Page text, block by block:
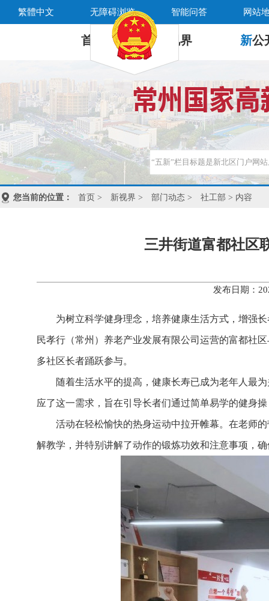
繁體中文 无障碍浏览 智能问答 网站
首 页 新 视界 新公
您当前的位置： 首页 > 新视界 > 部门动态 > 社工部 > 内容
三井街道富都社区
发布日期：
为树立科学健身理念，培养健康生活方式，增强
民孝行（常州）养老产业发展有限公司运营的富都社
多社区长者踊跃参与。
随着生活水平的提高，健康长寿已成为老年人最
应了这一需求，旨在引导长者们通过简单易学的健身
活动在轻松愉快的热身运动中拉开帷幕。在老师
解教学，并特别讲解了动作的锻炼功效和注意事项，